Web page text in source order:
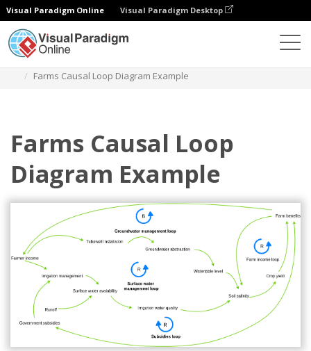
Visual Paradigm Online Visual Paradigm Desktop
Farms Causal Loop Diagram Example
Farms Causal Loop
Diagram Example